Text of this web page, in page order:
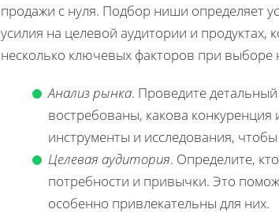
продажи с нуля. Подбор ниши определяет
усилия на целевой аудитории и
несколько ключевых факторов при выборе
Анализ рынка. Проведите
востребованы, какова
инструменты и исследования,
Целевая аудитория. Определите,
потребности и привычки. Это
особенно привлекательны для них.